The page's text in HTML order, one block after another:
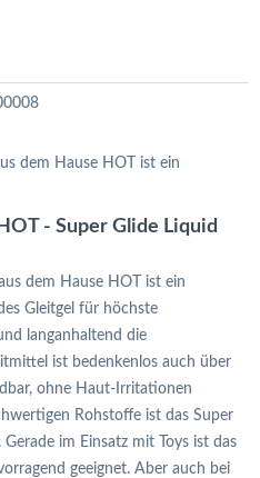
dem Hause HOT ist ein
- Super Glide Liquid
dem Hause HOT ist ein
Gleitgel für höchste
langanhaltend die
ist bedenkenlos auch über
ohne Haut-Irritationen
Rohstoffe ist das Super
im Einsatz mit Toys ist das
geeignet. Aber auch bei